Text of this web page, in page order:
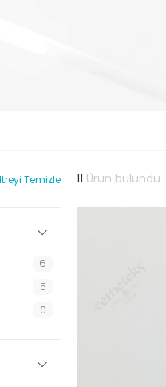
11 Ürün bulundu
Temizle
6
5
0